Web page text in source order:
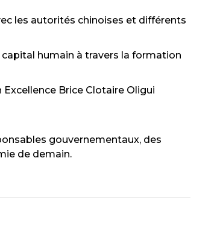
les autorités chinoises et différents
humain à travers la formation
Brice Clotaire Oligui
gouvernementaux, des
de demain.